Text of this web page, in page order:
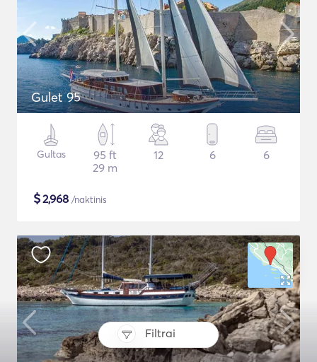
Filtrai
Gulet 95
Gultas
95 ft
29 m
12 6 6
$2,968 /naktinis